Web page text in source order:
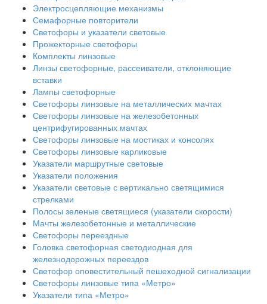
Электросцепляющие механизмы
Семафорные повторители
Светофоры и указатели световые
Прожекторные светофоры
Комплекты линзовые
Линзы светофорные, рассеиватели, отклоняющие
вставки
Лампы светофорные
Светофоры линзовые на металлических мачтах
Светофоры линзовые на железобетонных
центрифугированных мачтах
Светофоры линзовые на мостиках и консолях
Светофоры линзовые карликовые
Указатели маршрутные световые
Указатели положения
Указатели световые с вертикально светящимися
стрелками
Полосы зеленые светящиеся (указатели скорости)
Мачты железобетонные и металлические
Светофоры переездные
Головка светофорная светодиодная для
железнодорожных переездов
Светофор оповестительный пешеходной сигнализации
Светофоры линзовые типа «Метро»
Указатели типа «Метро»